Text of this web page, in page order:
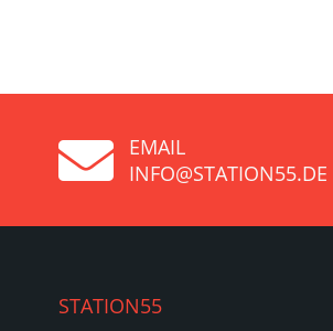
EMAIL
INFO@STATION55.DE
STATION55